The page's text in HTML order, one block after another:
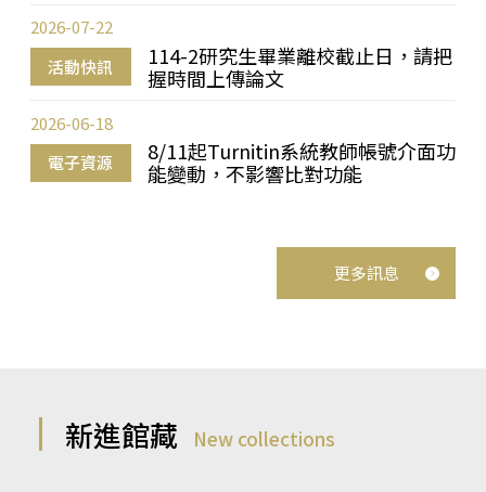
活動快訊
114-2研究生畢業離校截止日，請把
握時間上傳論文
2026-07-22
電子資源
8/11起Turnitin系統教師帳號介面功
能變動，不影響比對功能
2026-06-18
更多訊息
新進館藏 New collections